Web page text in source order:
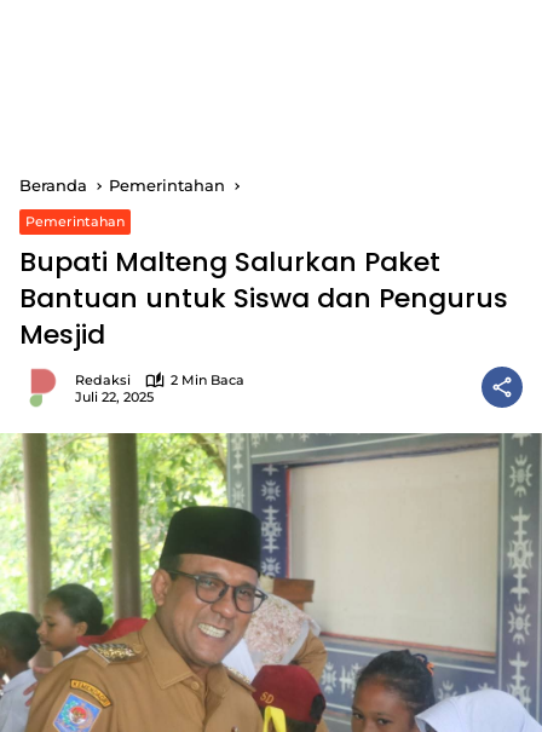
Beranda Pemerintahan
Pemerintahan
Bupati Malteng Salurkan Paket
Bantuan untuk Siswa dan Pengurus
Mesjid
Redaksi
2 Min Baca
Juli 22, 2025